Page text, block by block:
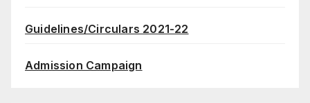
Guidelines/Circulars 2021-22
Admission Campaign